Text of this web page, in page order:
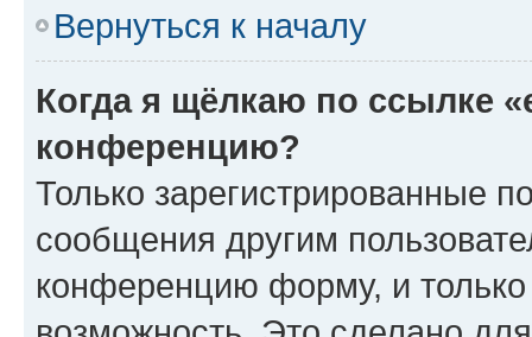
Вернуться к началу
Когда я щёлкаю по ссылке
конференцию?
Только зарегистрированные
сообщения другим
конференцию форму, и